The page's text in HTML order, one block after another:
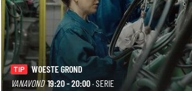
TIP
WOESTE GROND
VANAVOND 19:20 - 20:00· SERIE